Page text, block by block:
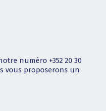
numéro +352 20 30
vous proposerons un